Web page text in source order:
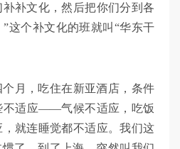
补文化，然后把你们分到各
这个补文化的班就叫“华东干
月，吃住在新亚酒店，条件
不适应——气候不适应，吃饭
就连睡觉都不适应。我们这